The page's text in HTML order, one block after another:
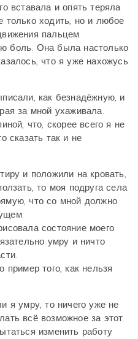
вставала и опять теряла
только ходить, но и любое
пальцем
боль. Она была настолько
что я уже нахожусь
как безнадёжную, и
за мной ухаживала.
что, скорее всего я не
сказать так и не
и положили на кровать,
то моя подруга села
что со мной должно
состояние моего
умру и ничто
пример того, как нельзя
я умру, то ничего уже не
всё возможное за этот
изменить работу